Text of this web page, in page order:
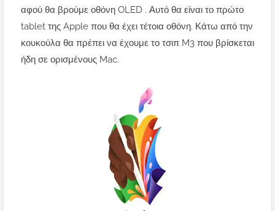
αφού θα βρούμε οθόνη OLED . Αυτό θα είναι το πρώτο
tablet της Apple που θα έχει τέτοια οθόνη. Κάτω από την
κουκούλα θα πρέπει να έχουμε το τσιπ M3 που βρίσκεται
ήδη σε ορισμένους Mac.